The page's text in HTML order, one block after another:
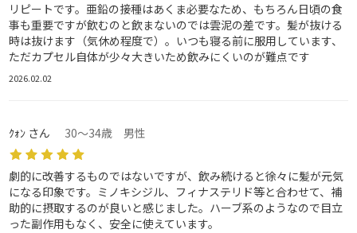
リピートです。亜鉛の接種はあくま必要なため、もちろん日頃の食
事も重要ですが飲むのと飲まないのでは雲泥の差です。髪が抜ける
時は抜けます（気休め程度で）。いつも寝る前に服用しています、
ただカプセル自体が少々大きいため飲みにくいのが難点です
2026.02.02
ｸｫﾝ さん 30～34歳 男性
劇的に改善するものではないですが、飲み続けると徐々に髪が元気
になる印象です。ミノキシジル、フィナステリド等と合わせて、補
助的に摂取するのが良いと感じました。ハーブ系のようなので目立
った副作用もなく、安全に使えています。